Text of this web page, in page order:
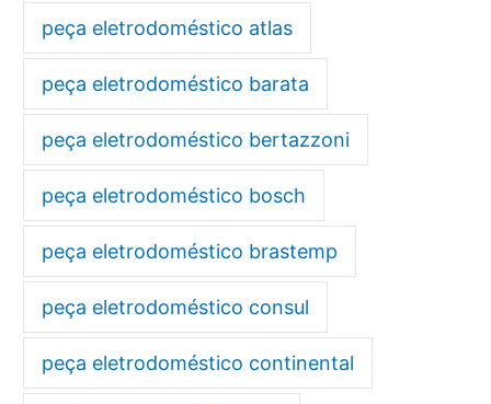
peça eletrodoméstico atlas
peça eletrodoméstico barata
peça eletrodoméstico bertazzoni
peça eletrodoméstico bosch
peça eletrodoméstico brastemp
peça eletrodoméstico consul
peça eletrodoméstico continental